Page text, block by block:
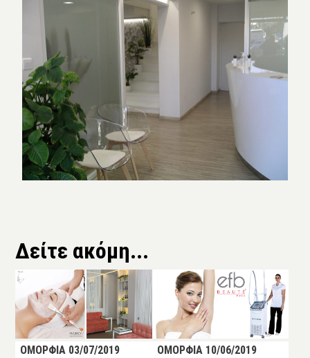
Δείτε ακόμη...
ΟΜΟΡΦΙΑ 03/07/2019
ΟΜΟΡΦΙΑ 10/06/2019